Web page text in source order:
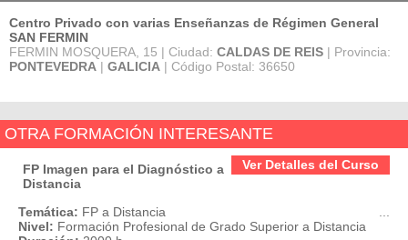
Centro Privado con varias Enseñanzas de Régimen General
SAN FERMIN
FERMIN MOSQUERA, 15 | Ciudad: CALDAS DE REIS | Provincia:
PONTEVEDRA | GALICIA | Código Postal: 36650
OTRA FORMACIÓN INTERESANTE
Ver Detalles del Curso
FP Imagen para el Diagnóstico a
Distancia
Temática: FP a Distancia
Nivel: Formación Profesional de Grado Superior a Distancia